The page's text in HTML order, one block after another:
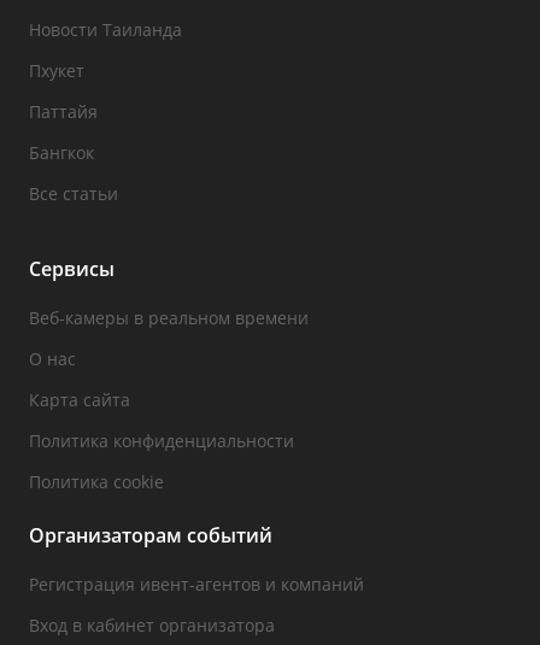
Новости Таиланда
Пхукет
Паттайя
Бангкок
Все статьи
Сервисы
Веб-камеры в реальном времени
О нас
Карта сайта
Политика конфиденциальности
Политика cookie
Организаторам событий
Регистрация ивент-агентов и компаний
Вход в кабинет организатора